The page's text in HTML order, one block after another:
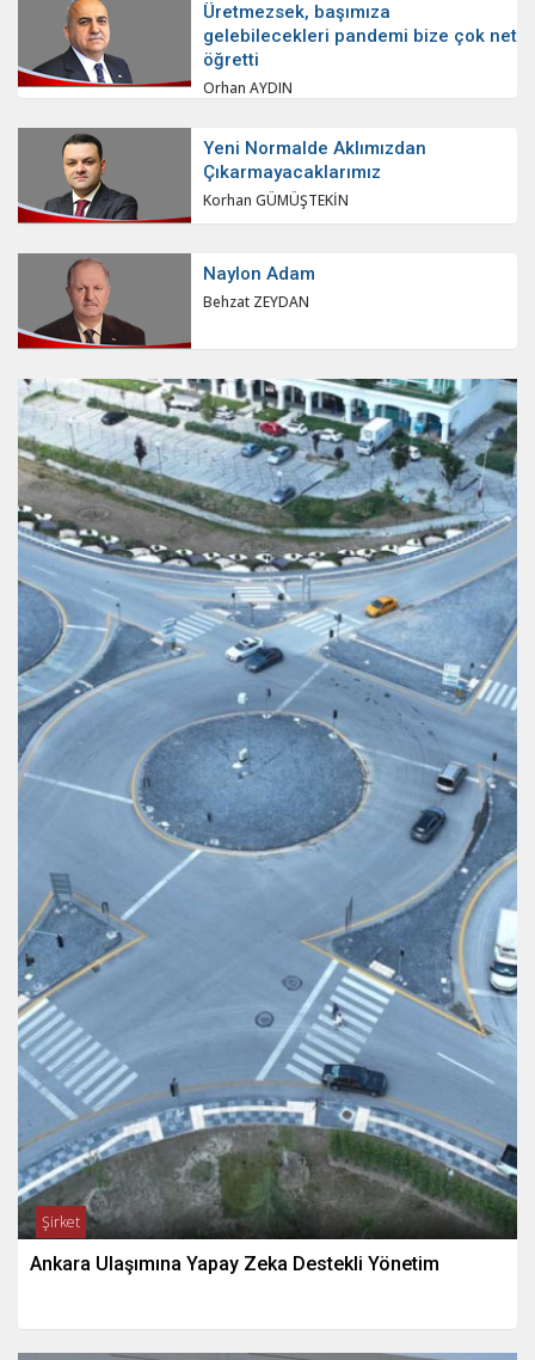
Üretmezsek, başımıza
gelebilecekleri pandemi bize çok net
öğretti
Orhan AYDIN
Yeni Normalde Aklımızdan
Çıkarmayacaklarımız
Korhan GÜMÜŞTEKİN
Naylon Adam
Behzat ZEYDAN
Şirket
Ankara Ulaşımına Yapay Zeka Destekli Yönetim